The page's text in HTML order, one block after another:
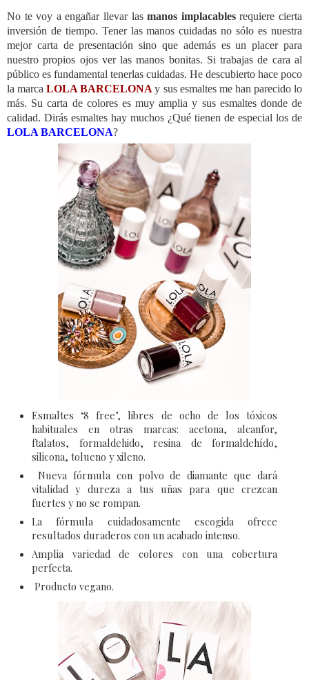
No te voy a engañar llevar lasmanos implacablesrequiere cierta
inversión de tiempo. Tener las manos cuidadas no sólo es nuestra
mejor carta de presentación sino que además es un placer para
nuestro propios ojos ver las manos bonitas. Si trabajas de cara al
público es fundamental tenerlas cuidadas. He descubierto hace poco
la marcaLOLA BARCELONAy sus esmaltes me han parecido lo
más. Su carta de colores es muy amplia y sus esmaltes donde de
calidad. Dirás esmaltes hay muchos ¿Qué tienen de especial los de
LOLA BARCELONA?
Esmaltes ‘8 free’, libres de ocho de los tóxicos
habituales en otras marcas: acetona, alcanfor,
ftalatos, formaldehido, resina de formaldehído,
silicona, tolueno y xileno.
Nueva fórmula con polvo de diamante que dará
vitalidad y dureza a tus uñas para que crezcan
fuertes y no se rompan.
La fórmula cuidadosamente escogida ofrece
resultados duraderos con un acabado intenso.
Amplia variedad de colores con una cobertura
perfecta.
Producto vegano.